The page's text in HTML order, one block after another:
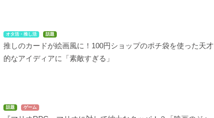
オタ活・推し活 話題
推しのカードが絵画風に！100円ショップのポチ袋を使った天才
的なアイディアに「素敵すぎる」
話題 ゲーム